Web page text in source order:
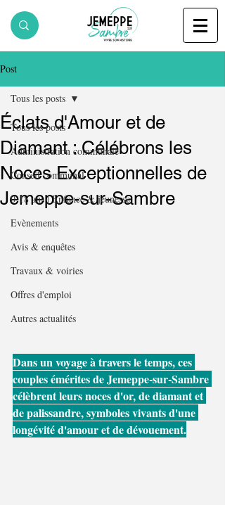
Post
Tous les posts
Administration communale
Conseil communal
0-18 ans | Enfance & jeunesse
Evènements
Avis & enquêtes
Travaux & voiries
Offres d'emploi
Autres actualités
Tous les posts
Éclats d'Amour et de
Diamant : Célébrons les
Noces Exceptionnelles de
Jemeppe-sur-Sambre
Dans un voyage à travers le temps, ces
couples émérites de Jemeppe-sur-Sambre
célèbrent leurs noces d'or, de diamant et
de palissandre, symboles vivants d'une
longévité d'amour et de dévouement.